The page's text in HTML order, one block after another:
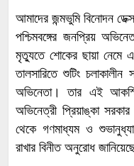
আমাদের জন্মভুমি বিনোদন ডেক্স
পশ্চিমবঙ্গের জনপ্রিয়
মৃত্যুতে শোকের ছায়া নেমে
তালসারিতে শুটিং
অভিনেতা। তার এই
অভিনেত্রী প্রিয়াঙ্কা
থেকে গণমাধ্যম ও
রাখার বিনীত অনুরোধ